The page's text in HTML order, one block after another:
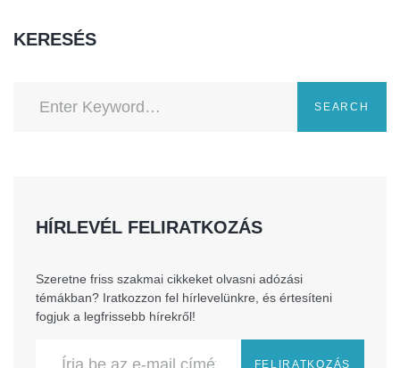
KERESÉS
SEARCH
HÍRLEVÉL FELIRATKOZÁS
Szeretne friss szakmai cikkeket olvasni adózási
témákban? Iratkozzon fel hírlevelünkre, és értesíteni
fogjuk a legfrissebb hírekről!
FELIRATKOZÁS